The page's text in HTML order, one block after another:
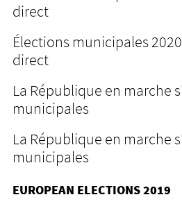
direct
Élections municipales
direct
La République en marche
municipales
La République en marche
municipales
EUROPEAN ELECTIONS 2019